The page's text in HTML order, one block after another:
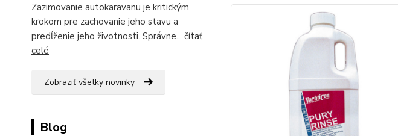
Zazimovanie autokaravanu je kritickým
krokom pre zachovanie jeho stavu a
predĺženie jeho životnosti. Správne... čítať
celé
Zobraziť všetky novinky
Blog